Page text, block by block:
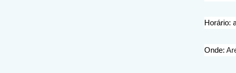
Horário:
Onde: